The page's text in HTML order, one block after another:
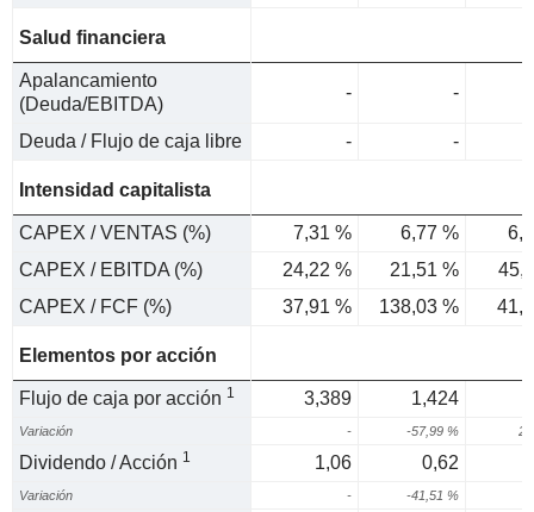
Salud financiera
Apalancamiento
(Deuda/EBITDA)
- -
Deuda / Flujo de caja libre - -
Intensidad capitalista
CAPEX / VENTAS (%) 7,31 % 6,77 %
CAPEX / EBITDA (%)
24,22 % 21,51 %
CAPEX / FCF (%)
37,91 % 138,03 %
Elementos por acción
Flujo de caja por acción 1 3,389 1,424
Variación - -57,99 %
Dividendo / Acción 1 1,06 0,62
Variación - -41,51 %